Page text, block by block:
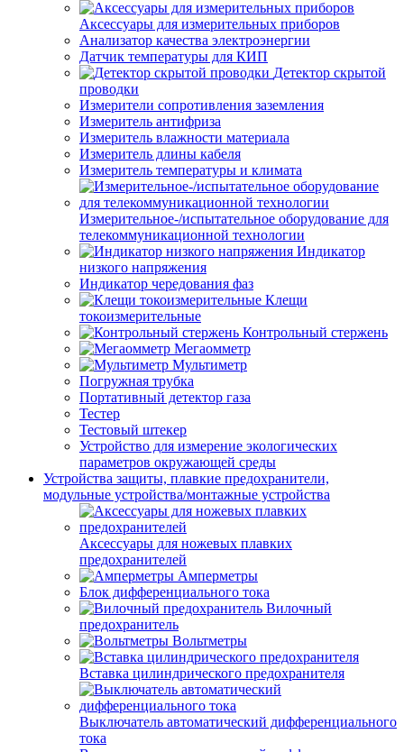
Аксессуары для измерительных приборов
Анализатор качества электроэнергии
Датчик температуры для КИП
Детектор скрытой
проводки
Измерители сопротивления заземления
Измеритель антифриза
Измеритель влажности материала
Измеритель длины кабеля
Измеритель температуры и климата
Измерительное-/испытательное оборудование для
телекоммуникационной технологии
Индикатор
низкого напряжения
Индикатор чередования фаз
Клещи
токоизмерительные
Контрольный стержень
Мегаомметр
Мультиметр
Погружная трубка
Портативный детектор газа
Тестер
Тестовый штекер
Устройство для измерение экологических
параметров окружающей среды
Устройства защиты, плавкие предохранители,
модульные устройства/монтажные устройства
Аксессуары для ножевых плавких
предохранителей
Амперметры
Блок дифференциального тока
Вилочный
предохранитель
Вольтметры
Вставка цилиндрического предохранителя
Выключатель автоматический дифференциального
тока